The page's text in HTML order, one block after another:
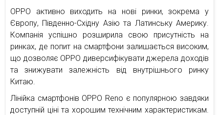
OPPO активно виходить на нові ринки, зокрема у
Європу, Південно-Східну Азію та Латинську Америку.
Компанія успішно розширила свою присутність на
ринках, де попит на смартфони залишається високим,
що дозволяє OPPO диверсифікувати джерела доходів
та знижувати залежність від внутрішнього ринку
Китаю.
Лінійка смартфонів OPPO Reno є популярною завдяки
доступній ціні та хорошим технічним характеристикам.